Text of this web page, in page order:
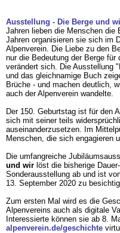
Ausstellung - Die Berge und
Jahren lieben die Menschen die
Jahren organisieren sie sich im
Alpenverein. Die Liebe zu den
nur die Bedeutung der Berge für
verändert sich. Die Ausstellung
und das gleichnamige Buch
Brüche - und machen deutlich,
auch der Alpenverein wandelte.
Der 150. Geburtstag ist für den
sich mit seiner teils
auseinanderzusetzen. Im
Menschen, die sich engagieren
Die umfangreiche
und wirlöst die bisherige
Sonderausstellung ab und ist
13. September 2020 zu
Zum ersten Mal wird es die
Alpenvereins auch als digitale
Interessierte können sie ab 8.
alpenverein.de/geschichte